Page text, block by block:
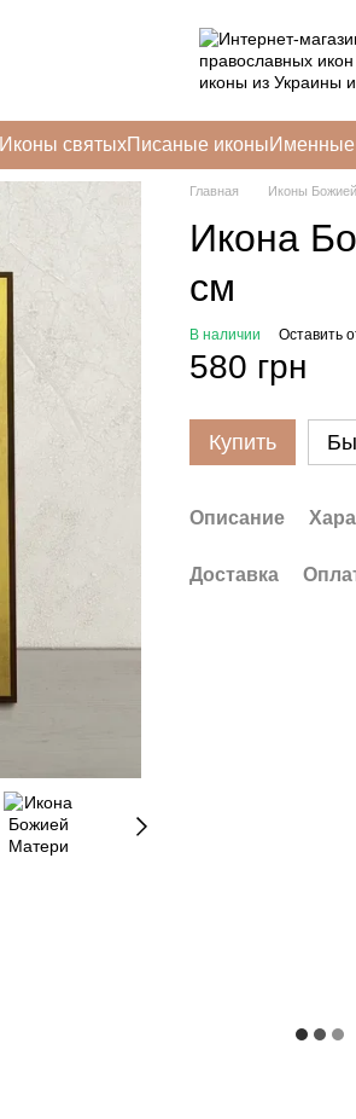
Иконы святыхПисаные иконыИменные
Главная Иконы
Икона
см
В наличии Оставить
580 грн
Купить
Описание
Доставка